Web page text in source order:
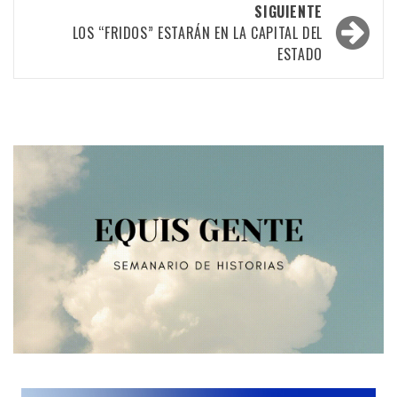
entradas
SIGUIENTE
LOS “FRIDOS” ESTARÁN EN LA CAPITAL DEL
ESTADO